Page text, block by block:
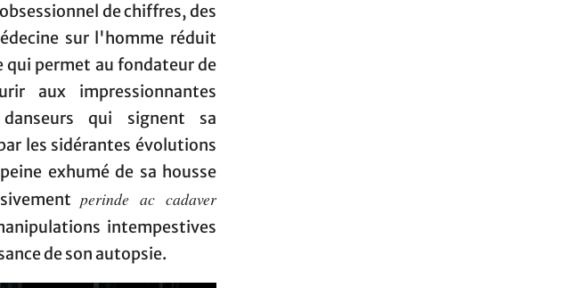
de chiffres, des
sur l'homme réduit
qui permet au fondateur de
aux impressionnantes
qui signent sa
les sidérantes évolutions
exhumé de sa housse
perinde ac cadaver
intempestives
de son autopsie.